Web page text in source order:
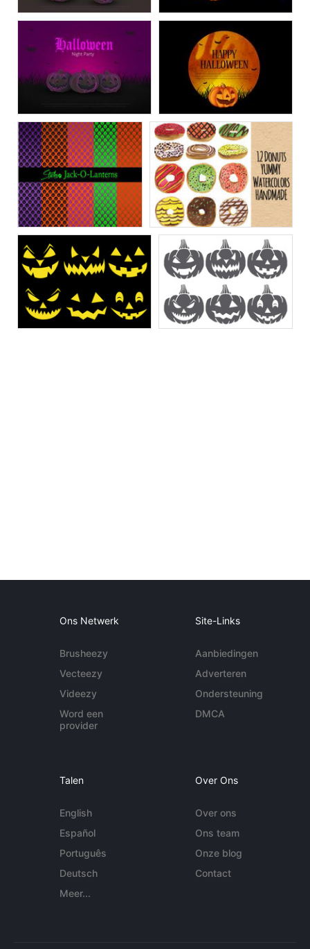
Ons Netwerk
Brusheezy
Vecteezy
Videezy
Word een
provider
Site-Links
Aanbiedingen
Adverteren
Ondersteuning
DMCA
Talen
English
Español
Português
Deutsch
Meer...
Over Ons
Over ons
Ons team
Onze blog
Contact